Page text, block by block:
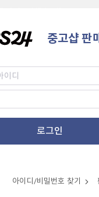
중고샵 판
로그인
아이디/비밀번호 찾기